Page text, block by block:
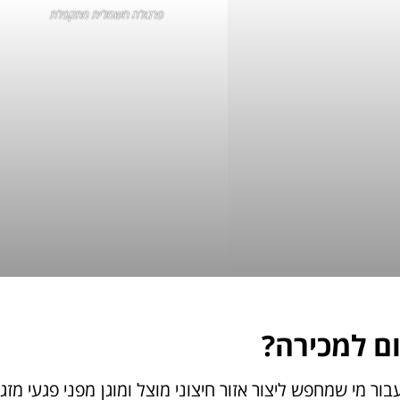
פרגולה חשמלית מתקפלת
למכירה?
מי שמחפש ליצור אזור חיצוני מוצל ומוגן מפני פגעי מזג